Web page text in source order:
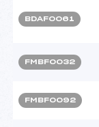
BDAF0061
FMBF0032
FMBF0092